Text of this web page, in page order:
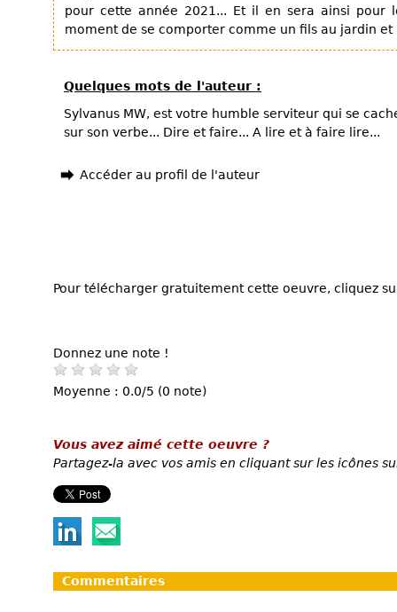
pour cette année 2021... Et il en sera ainsi pour
moment de se comporter comme un fils au jardin et
Quelques mots de l'auteur :
Sylvanus MW, est votre humble serviteur qui se
sur son verbe... Dire et faire... A lire et à faire lire...
Accéder au profil de l'auteur
Pour télécharger gratuitement cette oeuvre, cliquez
Donnez une note !
Moyenne : 0.0/5 (0 note)
Vous avez aimé cette oeuvre ?
Partagez-la avec vos amis en cliquant sur les icônes
Commentaires